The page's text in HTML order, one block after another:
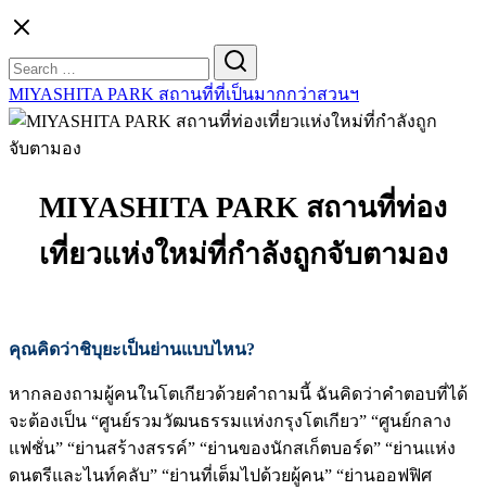
for:
MIYASHITA PARK สถานที่ที่เป็นมากกว่าสวนฯ
MIYASHITA PARK สถานที่ท่อง
เที่ยวแห่งใหม่ที่กำลังถูกจับตามอง
คุณคิดว่าชิบุยะเป็นย่านแบบไหน?
หากลองถามผู้คนในโตเกียวด้วยคำถามนี้ ฉันคิดว่าคำตอบที่ได้
จะต้องเป็น “ศูนย์รวมวัฒนธรรมแห่งกรุงโตเกียว” “ศูนย์กลาง
แฟชั่น” “ย่านสร้างสรรค์” “ย่านของนักสเก็ตบอร์ด” “ย่านแห่ง
ดนตรีและไนท์คลับ” “ย่านที่เต็มไปด้วยผู้คน” “ย่านออฟฟิศ